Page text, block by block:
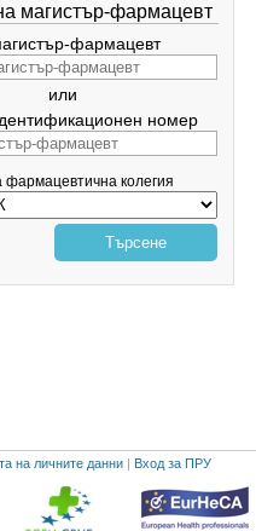
магистър-фармацевт
фармацевт
или
номер
фармацевтична колегия
Търсене
на личните данни | Вход за ПРУ